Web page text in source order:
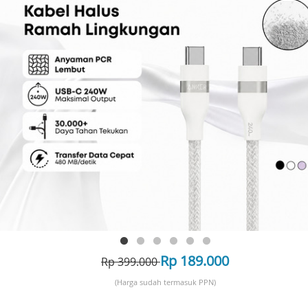
Rp 399.000Rp 189.000
(Harga sudah termasuk PPN)